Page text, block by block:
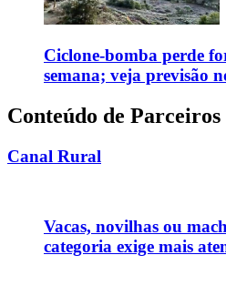
Ciclone-bomba perde
semana; veja previsão
Conteúdo de Parceiros
Canal Rural
Vacas, novilhas ou
categoria exige mais